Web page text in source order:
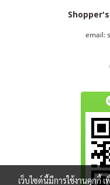
email:
เว็บไซต์นี้มีการใช้งานคุกกี้